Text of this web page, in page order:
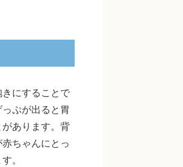
にすることで
ぷが出ると胃
あります。背
ちゃんにとっ
。